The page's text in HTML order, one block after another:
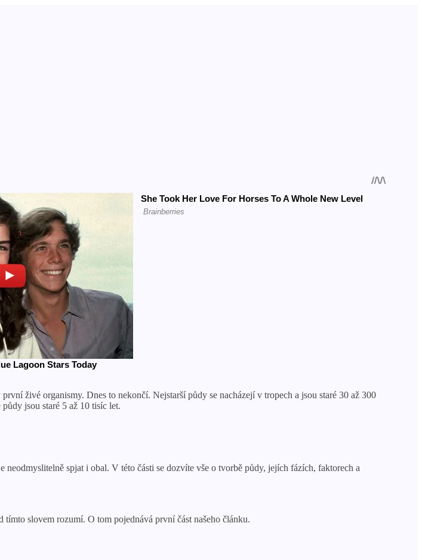
živé organismy. Dnes to nekončí. Nejstarší půdy se nacházejí v tropech a jsou staré 30 až 300
jsou staré 5 až 10 tisíc let.
spjat i obal. V této části se dozvíte vše o tvorbě půdy, jejích fázích, faktorech a
tímto slovem rozumí. O tom pojednává první část našeho článku.